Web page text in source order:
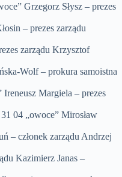
Grzegorz Słysz – prezes
– prezes zarządu
zarządu Krzysztof
Wolf – prokura samoistna
Margiela – prezes
04 „owoce” Mirosław
– członek zarządu Andrzej
Kazimierz Janas –